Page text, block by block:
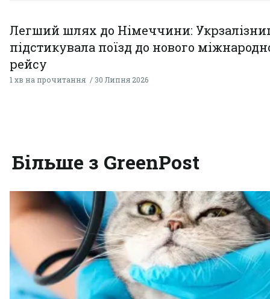
Легший шлях до Німеччини:
підстикувала поїзд до нового
рейсу
1 хв на прочитання 30 Липня 2026
Більше з GreenPost